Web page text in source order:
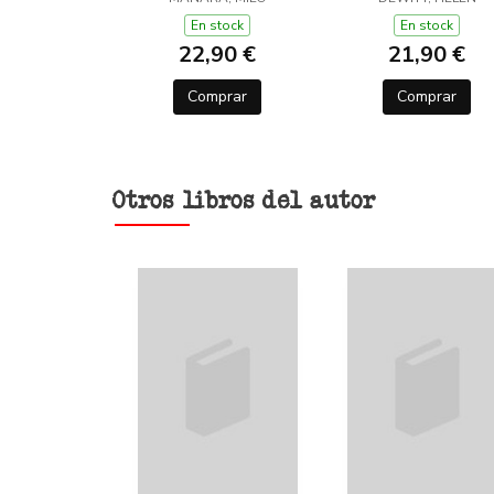
En stock
22,90 €
Comprar
TRUCOS)
En stock
21,90 €
Comprar
Otros libros del autor